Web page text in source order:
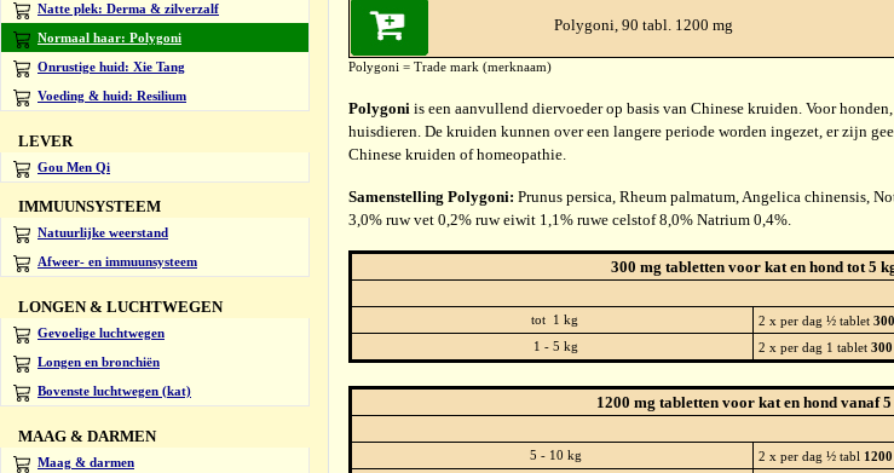
Natte plek: Derma & zilverzalf
Normaal haar: Polygoni
Onrustige huid: Xie Tang
Voeding & huid: Resilium
LEVER
Gou Men Qi
IMMUUNSYSTEEM
Natuurlijke weerstand
Afweer- en immuunsysteem
LONGEN & LUCHTWEGEN
Gevoelige luchtwegen
Longen en bronchiën
Bovenste luchtwegen (kat)
MAAG & DARMEN
Maag & darmen
Polygoni, 90 tabl. 1200 mg
Polygoni = Trade mark (merknaam)
Polygoni is een aanvullend diervoeder op basis van Chinese kruiden. Voor
huisdieren. De kruiden kunnen over een langere periode worden ingezet, er zijn
Chinese kruiden of homeopathie.
Samenstelling Polygoni: Prunus persica, Rheum palmatum, Angelica chinensis,
3,0% ruw vet 0,2% ruw eiwit 1,1% ruwe celstof 8,0% Natrium 0,4%.
300 mg tabletten voor kat en hond tot 5
tot 1 kg 2 x per dag ½ tablet 300
1 - 5 kg
2 x per dag 1 tablet 300
1200 mg tabletten voor kat en hond vanaf 5
5 - 10 kg 2 x per dag ½ tabl 1200